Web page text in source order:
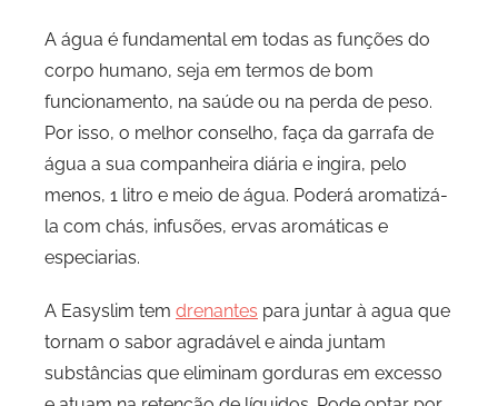
A água é fundamental em todas as funções do
corpo humano, seja em termos de bom
funcionamento, na saúde ou na perda de peso.
Por isso, o melhor conselho, faça da garrafa de
água a sua companheira diária e ingira, pelo
menos, 1 litro e meio de água. Poderá aromatizá-
la com chás, infusões, ervas aromáticas e
especiarias.
A Easyslim tem drenantes para juntar à agua que
tornam o sabor agradável e ainda juntam
substâncias que eliminam gorduras em excesso